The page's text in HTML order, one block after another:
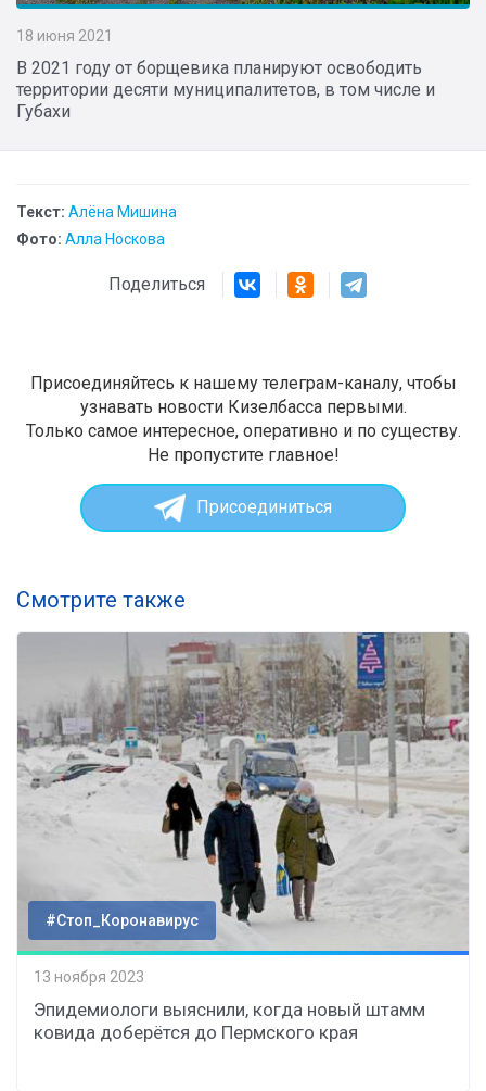
18 июня 2021
В 2021 году от борщевика планируют освободить
территории десяти муниципалитетов, в том числе и
Губахи
Текст: Алёна Мишина
Фото: Алла Носкова
Поделиться
Присоединяйтесь к нашему телеграм-каналу, чтобы
узнавать новости Кизелбасса первыми.
Только самое интересное, оперативно и по существу.
Не пропустите главное!
Присоединиться
Смотрите также
#Стоп_Коронавирус
13 ноября 2023
Эпидемиологи выяснили, когда новый штамм
ковида доберётся до Пермского края